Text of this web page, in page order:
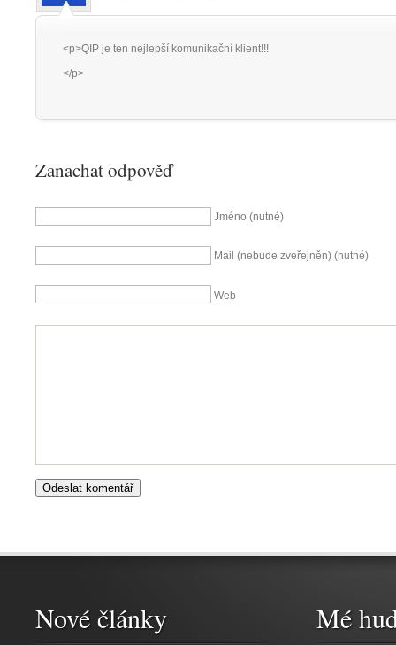
<p>QIP je ten nejlepší komunikační klient!!!
</p>
Zanachat odpověď
Jméno (nutné)
Mail (nebude zveřejněn) (nutné)
Web
Nové články Mé